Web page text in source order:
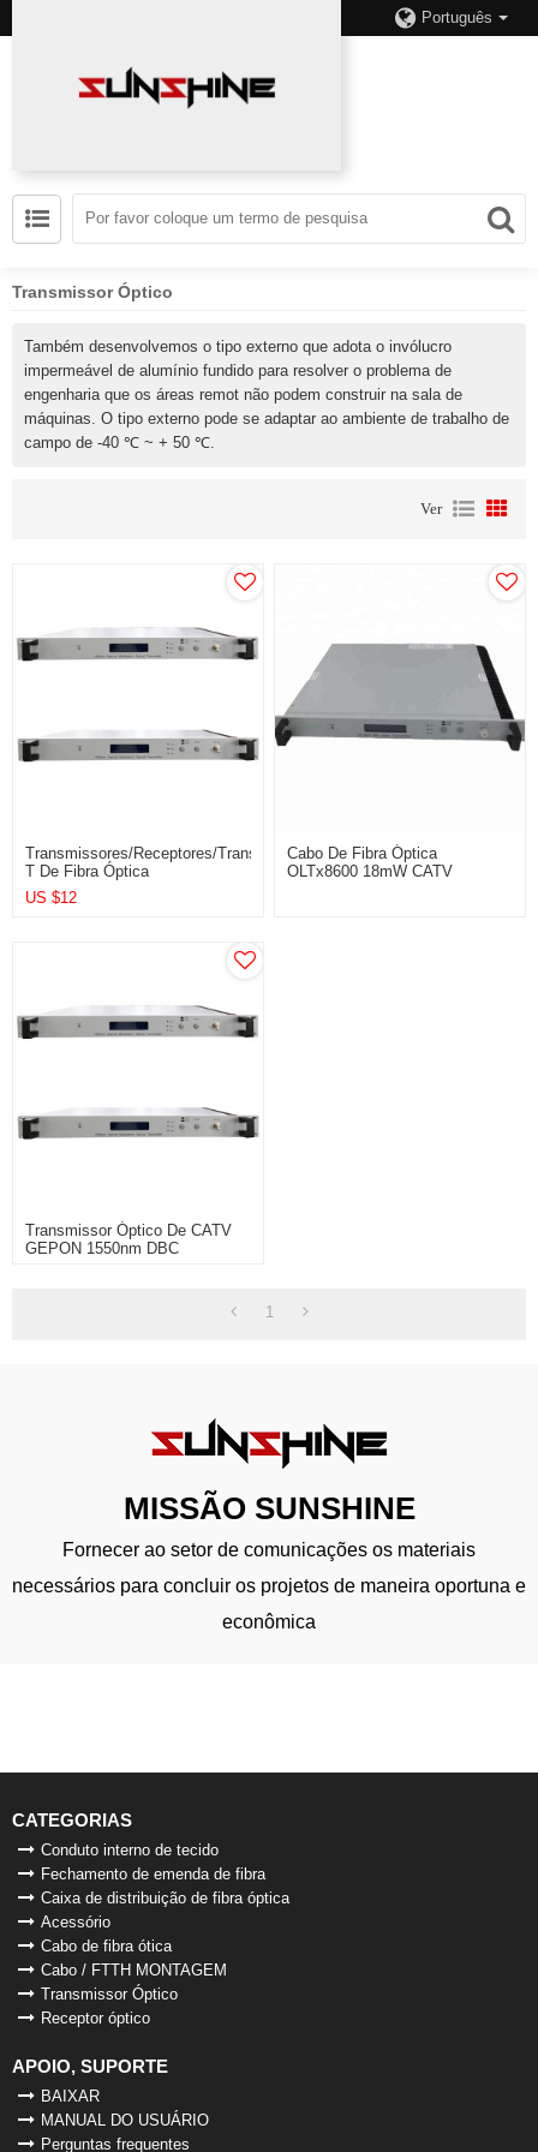
Português
Transmissor Óptico
Também desenvolvemos o tipo externo que adota o invólucro
impermeável de alumínio fundido para resolver o problema de
engenharia que os áreas remot não podem construir na sala de
máquinas. O tipo externo pode se adaptar ao ambiente de trabalho de
campo de -40 ℃ ~ + 50 ℃.
Ver
Transmissores/Receptores/Transceptores
T De Fibra Óptica
US $12
Cabo De Fibra Óptica
OLTx8600 18mW CATV
Transmissor Óptico De CATV
GEPON 1550nm DBC
1
MISSÃO SUNSHINE
Fornecer ao setor de comunicações os materiais
necessários para concluir os projetos de maneira oportuna e
econômica
CATEGORIAS
Conduto interno de tecido
Fechamento de emenda de fibra
Caixa de distribuição de fibra óptica
Acessório
Cabo de fibra ótica
Cabo / FTTH MONTAGEM
Transmissor Óptico
Receptor óptico
APOIO, SUPORTE
BAIXAR
MANUAL DO USUÁRIO
Perguntas frequentes